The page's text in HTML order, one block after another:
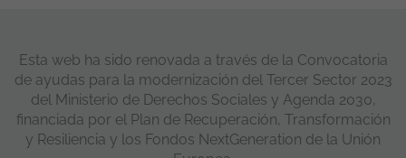
Esta web ha sido renovada a través de la Convocatoria
de ayudas para la modernización del Tercer Sector 2023
del Ministerio de Derechos Sociales y Agenda 2030,
financiada por el Plan de Recuperación, Transformación
y Resiliencia y los Fondos NextGeneration de la Unión